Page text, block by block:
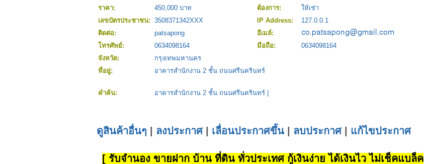
ราคา:
450,000 บาท ต้องการ:
ให้เช่า
เลขบัตรประชาชน: 3508371342XXX IP Address:
127.0.0.1
ติดต่อ:
patsapong
อีเมล์:
โทรศัพย์:
0634098164 มือถือ:
0634098164
จังหวัด:
กรุงเทพมหานคร
ที่อยู่:
อาคารสำนักงาน 2 ชั้น ถนนศรีนครินทร์
คำค้น: อาคารสำนักงาน 2 ชั้น ถนนศรีนครินทร์
ดูสินค้าอื่นๆ ลงประกาศ| เลื่อนประกาศขึ้น ลบประกาศ| แก้ไขประกาศ
[ รับจำนอง ขายฝาก บ้าน ที่ดิน ทั่วประเทศ กู้เงินง่าย ได้เงินไว ไม่เช็คแบล็ค